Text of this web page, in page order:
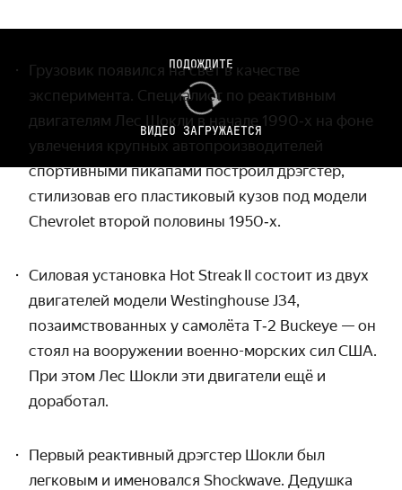
ПОДОЖДИТЕ
ВИДЕО ЗАГРУЖАЕТСЯ
Грузовик появился на свет в качестве
эксперимента. Специалист по реактивным
двигателям Лес Шокли в начале 1990‑х на фоне
увлечения крупных автопроизводителей
спортивными пикапами построил дрэгстер,
стилизовав его пластиковый кузов под модели
Chevrolet второй половины 1950‑х.
Силовая установка Hot Streak II состоит из двух
двигателей модели Westinghouse J34,
позаимствованных у самолёта T‑2 Buckeye — он
стоял на вооружении военно-морских сил США.
При этом Лес Шокли эти двигатели ещё и
доработал.
Первый реактивный дрэгстер Шокли был
легковым и именовался Shockwave. Дедушка